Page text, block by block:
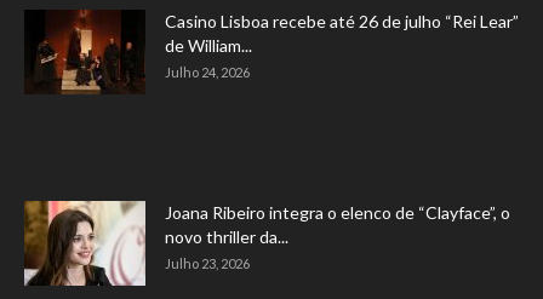
Casino Lisboa recebe até 26 de julho “Rei Lear”
de William...
Julho 24, 2026
Joana Ribeiro integra o elenco de “Clayface”, o
novo thriller da...
Julho 23, 2026